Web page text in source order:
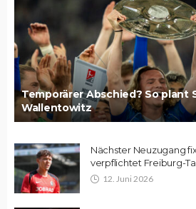
Temporärer Abschied? So plant
Wallentowitz
Nächster Neuzugang
verpflichtet Freiburg-
12. Juni 2026